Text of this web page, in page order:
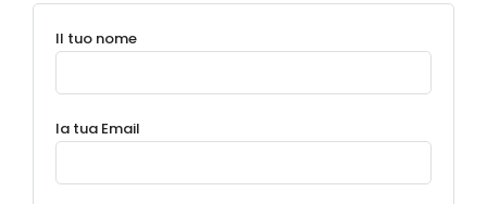
Il tuo nome
la tua Email